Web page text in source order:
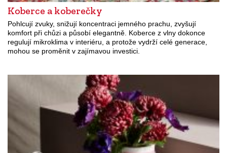
Koberce a koberečky
Pohlcují zvuky, snižují koncentraci jemného prachu, zvyšují
komfort při chůzi a působí elegantně. Koberce z vlny dokonce
regulují mikroklima v interiéru, a protože vydrží celé generace,
mohou se proměnit v zajímavou investici.